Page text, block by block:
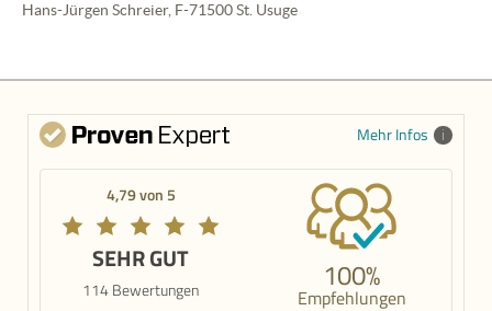
Hans-Jürgen Schreier, F-71500 St. Usuge
Mehr Infos
4,79 von 5
SEHR GUT
114 Bewertungen 100%
Empfehlungen